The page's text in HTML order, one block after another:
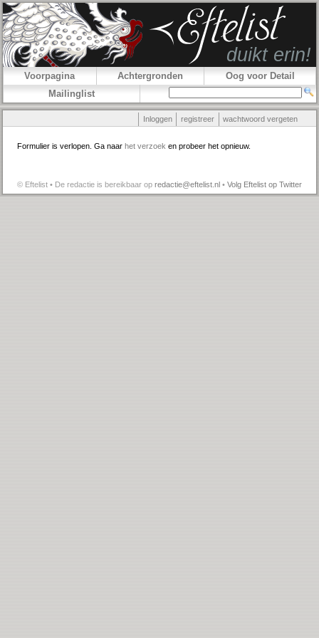
Voorpagina Achtergronden
Oog voor Detail
Mailinglist
Inloggen registreer wachtwoord vergeten
Formulier is verlopen. Ga naar het verzoek en probeer het opnieuw.
© Eftelist • De redactie is bereikbaar op redactie@eftelist.nl • Volg Eftelist op Twitter